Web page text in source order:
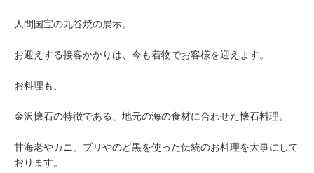
人間国宝の九谷焼の展示。
お迎えする接客かかりは、今も着物でお客様を迎えます。
お料理も、
金沢懐石の特徴である、地元の海の食材に合わせた懐石料理。
甘海老やカニ、ブリやのど黒を使った伝統のお料理を大事にして
おります。